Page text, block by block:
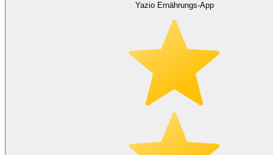
Yazio Ernährungs-App